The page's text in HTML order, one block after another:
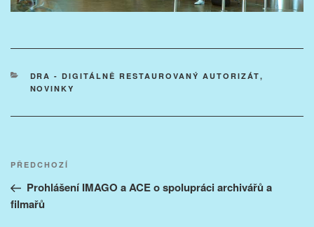
RUBRIKY
DRA - DIGITÁLNĚ RESTAUROVANÝ AUTORIZÁT,
NOVINKY
příspěvek
Předchozí
příspěvek
PŘEDCHOZÍ
Prohlášení IMAGO a ACE o spolupráci archivářů a
filmařů